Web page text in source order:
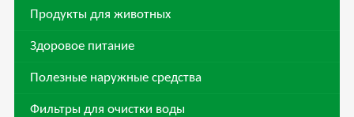
Продукты для животных
Здоровое питание
Полезные наружные средства
Фильтры для очистки воды